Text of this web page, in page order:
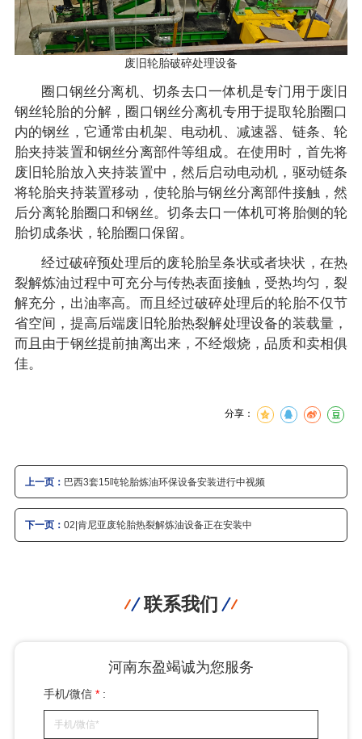
废旧轮胎破碎处理设备
圈口钢丝分离机、切条去口一体机是专门用于废旧
钢丝轮胎的分解，圈口钢丝分离机专用于提取轮胎圈口
内的钢丝，它通常由机架、电动机、减速器、链条、轮
胎夹持装置和钢丝分离部件等组成。在使用时，首先将
废旧轮胎放入夹持装置中，然后启动电动机，驱动链条
将轮胎夹持装置移动，使轮胎与钢丝分离部件接触，然
后分离轮胎圈口和钢丝。切条去口一体机可将胎侧的轮
胎切成条状，轮胎圈口保留。
经过破碎预处理后的废轮胎呈条状或者块状，在热
裂解炼油过程中可充分与传热表面接触，受热均匀，裂
解充分，出油率高。而且经过破碎处理后的轮胎不仅节
省空间，提高后端废旧轮胎热裂解处理设备的装载量，
而且由于钢丝提前抽离出来，不经煅烧，品质和卖相俱
佳。
分享：
上一页： 巴西3套15吨轮胎炼油环保设备安装进行中视频
下一页： 02|肯尼亚废轮胎热裂解炼油设备正在安装中
联系我们
河南东盈竭诚为您服务
手机/微信* :